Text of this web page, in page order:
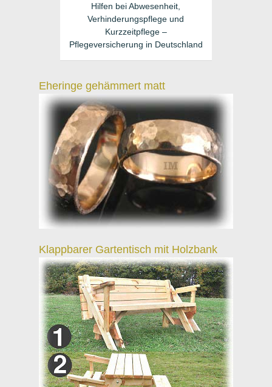
Hilfen bei Abwesenheit,
Verhinderungspflege und
Kurzzeitpflege –
Pflegeversicherung in Deutschland
Eheringe gehämmert matt
Klappbarer Gartentisch mit Holzbank